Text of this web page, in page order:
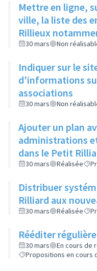
Mettre en ligne,
ville, la liste des
Rillieux
d'emploi
30 mars Non
Indiquer sur le
d'informations
associations
30 mars Non
Ajouter un plan
administrations
dans le Petit
30 mars Réalisée
Distribuer
Rilliard aux
30 mars Réalisée
Rééditer
30 mars
En cours de
Propositions en cours